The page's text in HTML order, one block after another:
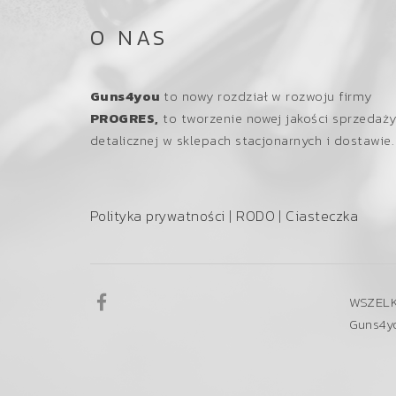
O NAS
Guns4you to nowy rozdział w rozwoju firmy
PROGRES, to tworzenie nowej jakości sprzedaży
detalicznej w sklepach stacjonarnych i dostawie.
Polityka prywatności | RODO | Ciasteczka